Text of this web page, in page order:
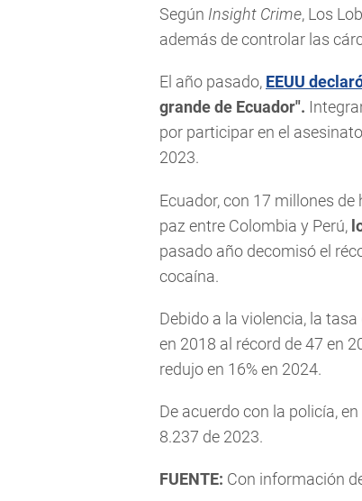
Según Insight Crime, Los
además de controlar las
El año pasado, EEUU
grande de Ecuador".
por participar en el
2023.
Ecuador, con 17 millones
paz entre Colombia y Perú,
pasado año decomisó el
cocaína.
Debido a la violencia, la
en 2018 al récord de 47 en
redujo en 16% en 2024.
De acuerdo con la policía,
8.237 de 2023.
FUENTE: Con información